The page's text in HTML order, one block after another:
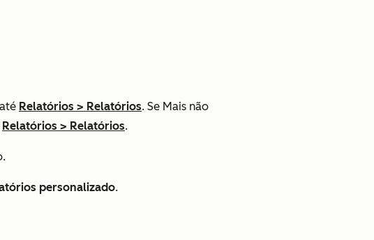
Relatórios > Relatórios. Se Mais não
Relatórios > Relatórios.
personalizado.